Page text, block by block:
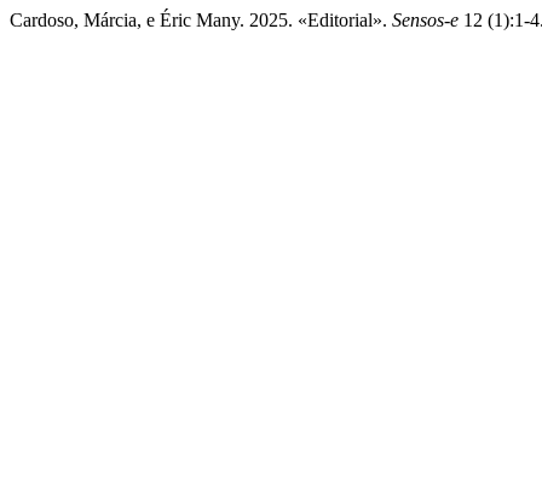
Cardoso, Márcia, e Éric Many. 2025. «Editorial». Sensos-e 12 (1):1-